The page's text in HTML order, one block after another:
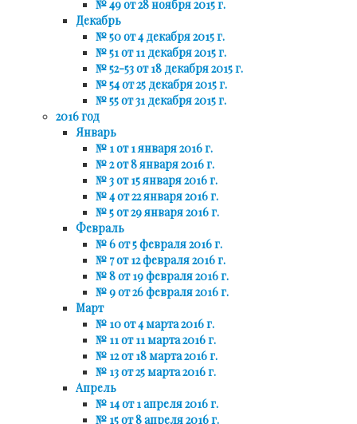
№ 49 от 28 ноября 2015 г.
Декабрь
№ 50 от 4 декабря 2015 г.
№ 51 от 11 декабря 2015 г.
№ 52-53 от 18 декабря 2015 г.
№ 54 от 25 декабря 2015 г.
№ 55 от 31 декабря 2015 г.
2016 год
Январь
№ 1 от 1 января 2016 г.
№ 2 от 8 января 2016 г.
№ 3 от 15 января 2016 г.
№ 4 от 22 января 2016 г.
№ 5 от 29 января 2016 г.
Февраль
№ 6 от 5 февраля 2016 г.
№ 7 от 12 февраля 2016 г.
№ 8 от 19 февраля 2016 г.
№ 9 от 26 февраля 2016 г.
Март
№ 10 от 4 марта 2016 г.
№ 11 от 11 марта 2016 г.
№ 12 от 18 марта 2016 г.
№ 13 от 25 марта 2016 г.
Апрель
№ 14 от 1 апреля 2016 г.
№ 15 от 8 апреля 2016 г.